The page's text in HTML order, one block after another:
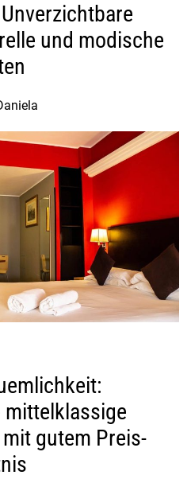
und modische
mittelklassige
gutem Preis-